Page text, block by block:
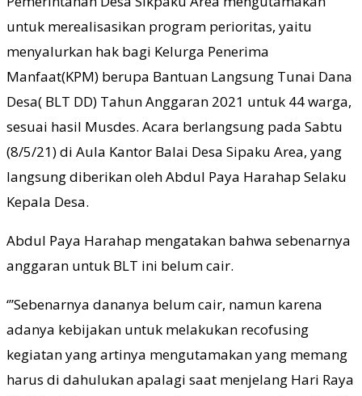
untuk merealisasikan program perioritas, yaitu
menyalurkan hak bagi Kelurga Penerima
Manfaat(KPM) berupa Bantuan Langsung Tunai Dana
Desa( BLT DD) Tahun Anggaran 2021 untuk 44 warga,
sesuai hasil Musdes. Acara berlangsung pada Sabtu
(8/5/21) di Aula Kantor Balai Desa Sipaku Area, yang
langsung diberikan oleh Abdul Paya Harahap Selaku
Kepala Desa.
Abdul Paya Harahap mengatakan bahwa sebenarnya
anggaran untuk BLT ini belum cair.
‘”Sebenarnya dananya belum cair, namun karena
adanya kebijakan untuk melakukan recofusing
kegiatan yang artinya mengutamakan yang memang
harus di dahulukan apalagi saat menjelang Hari Raya